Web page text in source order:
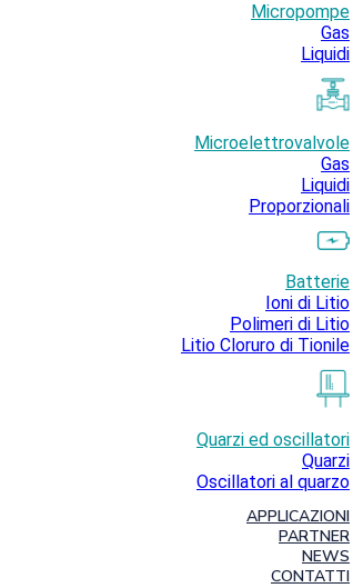
Micropompe
Gas
Liquidi
Microelettrovalvole
Gas
Liquidi
Proporzionali
Batterie
Ioni di Litio
Polimeri di Litio
Litio Cloruro di Tionile
Quarzi ed oscillatori
Quarzi
Oscillatori al quarzo
APPLICAZIONI
PARTNER
NEWS
CONTATTI